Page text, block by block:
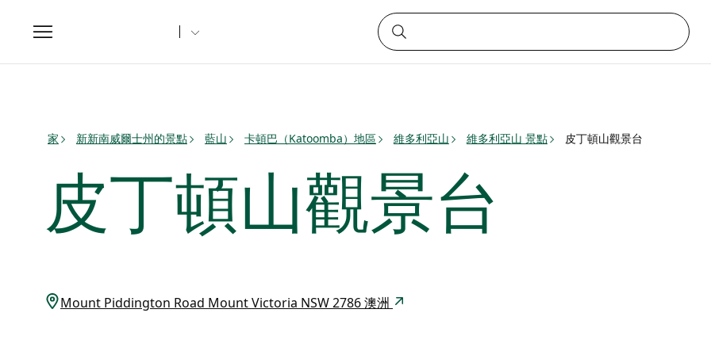
Toggle
navigation
家 新新南威爾士州的景點 藍山 卡頓巴（Katoomba）地區 維多利亞山 維多利亞山 景點 皮丁頓山觀景台
皮丁頓山觀景台
Mount Piddington Road Mount Victoria NSW 2786 澳洲